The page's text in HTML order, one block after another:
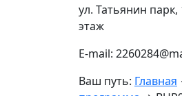
ул. Татьянин парк,
этаж
E-mail:
Ваш путь: Главная